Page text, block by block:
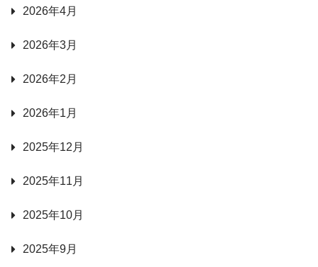
2026年4月
2026年3月
2026年2月
2026年1月
2025年12月
2025年11月
2025年10月
2025年9月